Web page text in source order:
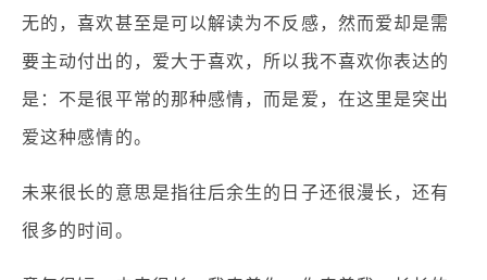
无的，喜欢甚至是可以解读为不反感，然而爱却是需
要主动付出的，爱大于喜欢，所以我不喜欢你表达的
是：不是很平常的那种感情，而是爱，在这里是突出
爱这种感情的。
未来很长的意思是指往后余生的日子还很漫长，还有
很多的时间。